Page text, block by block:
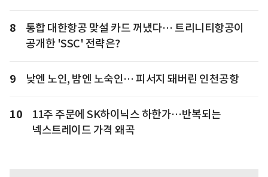
8
통합 대한항공 맞설 카드 꺼냈다… 트리니티항공이
공개한 'SSC' 전략은?
9 낮엔 노인, 밤엔 노숙인… 피서지 돼버린 인천공항
10
11주 주문에 SK하이닉스 하한가…반복되는
넥스트레이드 가격 왜곡